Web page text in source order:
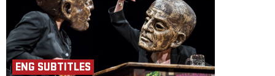
ENG SUBTITLES